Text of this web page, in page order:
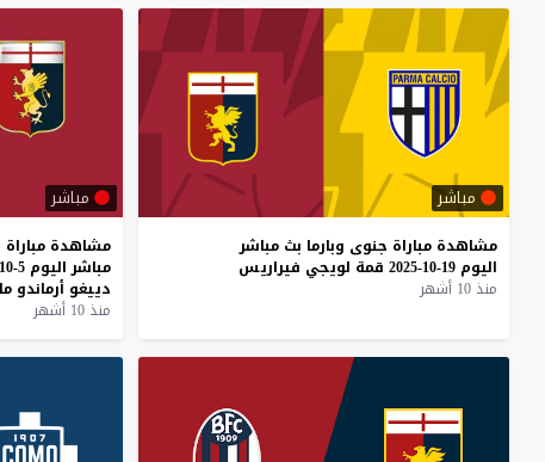
مباشر
مشاهدة مباراة جنوى وبارما بث مباشر
اليوم 19-10-2025 قمة لويجي فيراريس
منذ 10 أشهر
مباشر
مشاهدة مباراة
مباشر اليوم 5-10-2025
دييغو أرماندو
منذ 10 أشهر